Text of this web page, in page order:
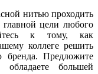
нитью проходить
цели любого
к тому, как
коллеге решить
бренда. Предложите
большей